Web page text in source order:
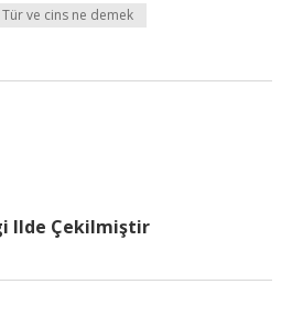
Tür ve cins ne demek
Ilde Çekilmiştir